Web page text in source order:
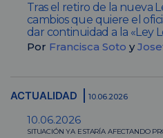
Tras el retiro de la nueva
cambios que quiere el
dar continuidad a la «Ley
Por Francisca Soto y
ACTUALIDAD 10.06.2026
10.06.2026
SITUACIÓN YA ESTARÍA AFECTANDO